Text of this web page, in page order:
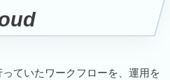
っていたワークフローを、運用を